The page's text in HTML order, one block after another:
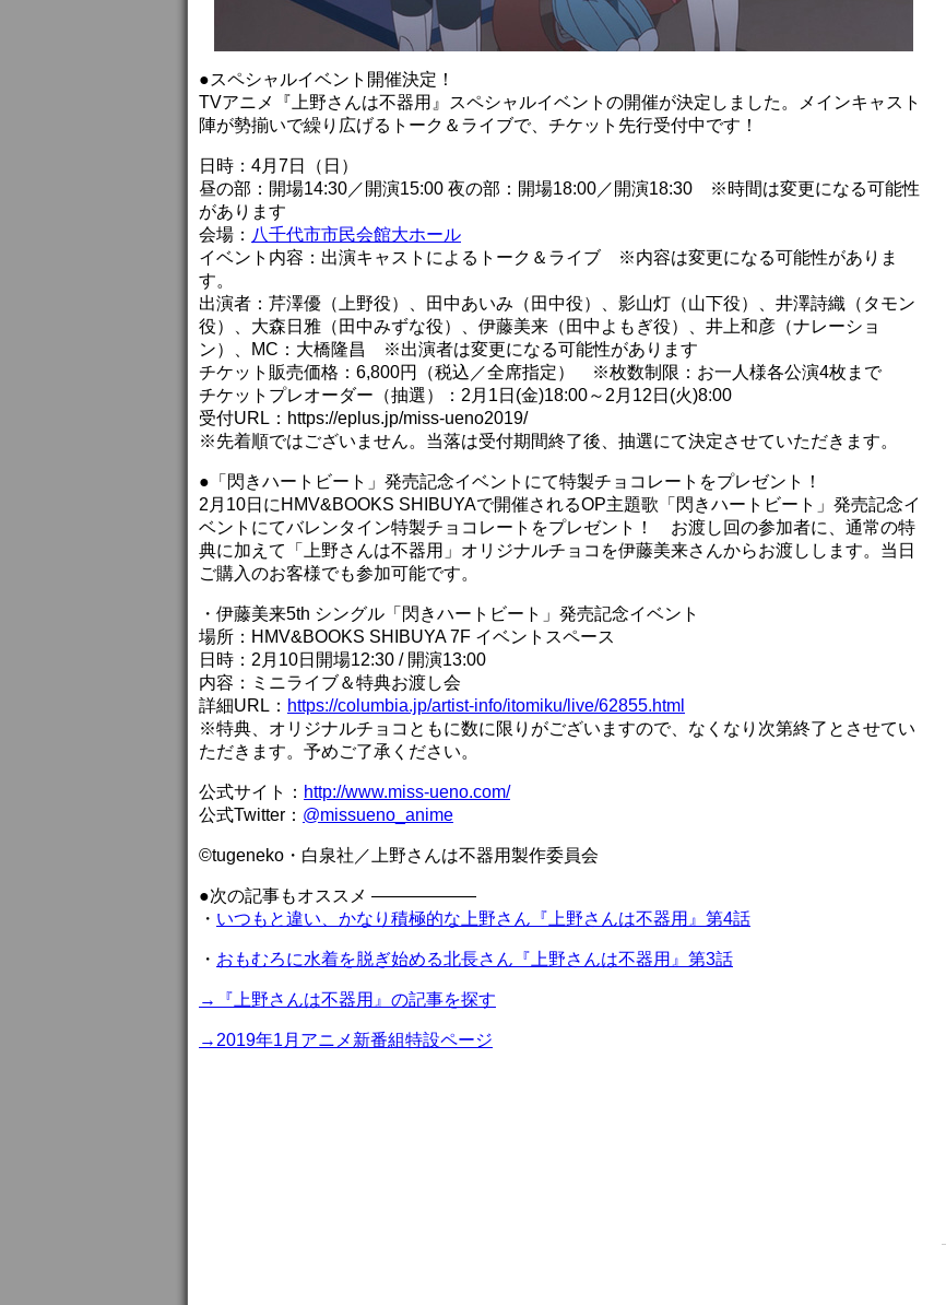
●スペシャルイベント開催決定！
TVアニメ『上野さんは不器用』スペシャルイベントの開催が決定しました。メインキャスト
陣が勢揃いで繰り広げるトーク＆ライブで、チケット先行受付中です！
日時：4月7日（日）
昼の部：開場14:30／開演15:00 夜の部：開場18:00／開演18:30 ※時間は変更になる可能性
があります
会場： 八千代市市民会館大ホール
イベント内容：出演キャストによるトーク＆ライブ ※内容は変更になる可能性がありま
す。
出演者：芹澤優（上野役）、田中あいみ（田中役）、影山灯（山下役）、井澤詩織（タモン
役）、大森日雅（田中みずな役）、伊藤美来（田中よもぎ役）、井上和彦（ナレーショ
ン）、MC：大橋隆昌 ※出演者は変更になる可能性があります
チケット販売価格：6,800円（税込／全席指定） ※枚数制限：お一人様各公演4枚まで
チケットプレオーダー（抽選）：2月1日(金)18:00～2月12日(火)8:00
受付URL：https://eplus.jp/miss-ueno2019/
※先着順ではございません。当落は受付期間終了後、抽選にて決定させていただきます。
●「閃きハートビート」発売記念イベントにて特製チョコレートをプレゼント！
2月10日にHMV&BOOKS SHIBUYAで開催されるOP主題歌「閃きハートビート」発売記念イ
ベントにてバレンタイン特製チョコレートをプレゼント！ お渡し回の参加者に、通常の特
典に加えて「上野さんは不器用」オリジナルチョコを伊藤美来さんからお渡しします。当日
ご購入のお客様でも参加可能です。
・伊藤美来5th シングル「閃きハートビート」発売記念イベント
場所：HMV&BOOKS SHIBUYA 7F イベントスペース
日時：2月10日開場12:30 / 開演13:00
内容：ミニライブ＆特典お渡し会
詳細URL： https://columbia.jp/artist-info/itomiku/live/62855.html
※特典、オリジナルチョコともに数に限りがございますので、なくなり次第終了とさせてい
ただきます。予めご了承ください。
公式サイト： http://www.miss-ueno.com/
公式Twitter： @missueno_anime
©tugeneko・白泉社／上野さんは不器用製作委員会
●次の記事もオススメ ——————
・ いつもと違い、かなり積極的な上野さん『上野さんは不器用』第4話
・ おもむろに水着を脱ぎ始める北長さん『上野さんは不器用』第3話
→『上野さんは不器用』の記事を探す
→2019年1月アニメ新番組特設ページ